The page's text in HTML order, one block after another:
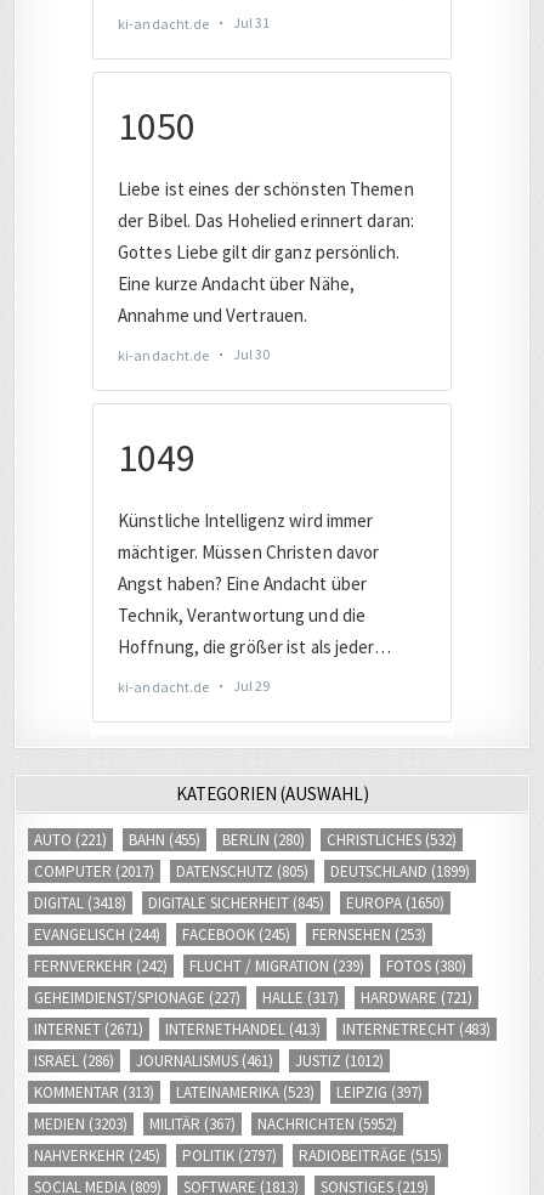
KATEGORIEN (AUSWAHL)
AUTO (221) BAHN (455) BERLIN (280) CHRISTLICHES (532)
COMPUTER (2017) DATENSCHUTZ (805) DEUTSCHLAND (1899)
DIGITAL (3418) DIGITALE SICHERHEIT (845) EUROPA (1650)
EVANGELISCH (244) FACEBOOK (245) FERNSEHEN (253)
FERNVERKEHR (242) FLUCHT / MIGRATION (239) FOTOS (380)
GEHEIMDIENST/SPIONAGE (227) HALLE (317) HARDWARE (721)
INTERNET (2671) INTERNETHANDEL (413) INTERNETRECHT (483)
ISRAEL (286) JOURNALISMUS (461) JUSTIZ (1012)
KOMMENTAR (313) LATEINAMERIKA (523) LEIPZIG (397)
MEDIEN (3203) MILITÄR (367) NACHRICHTEN (5952)
NAHVERKEHR (245) POLITIK (2797) RADIOBEITRÄGE (515)
SOCIAL MEDIA (809) SOFTWARE (1813) SONSTIGES (219)